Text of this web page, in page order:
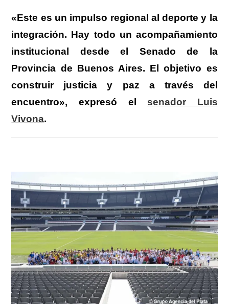
at
s
A
p
p
e
gr
a
m
c
e
b
o
o
k
ss
e
n
g
er
sk
y
ail
p
ar
tir
«Este es un impulso regional al deporte y la
integración. Hay todo un acompañamiento
institucional desde el Senado de la
Provincia de Buenos Aires. El objetivo es
construir justicia y paz a través del
encuentro», expresó elsenador Luis
Vivona.